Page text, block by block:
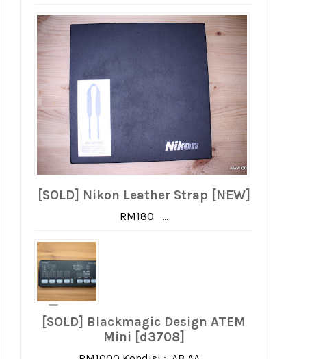
[SOLD] Nikon Leather Strap [NEW]
RM180 ...
[SOLD] Blackmagic Design ATEM
Mini [d3708]